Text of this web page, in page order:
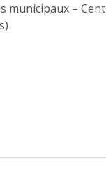
municipaux –